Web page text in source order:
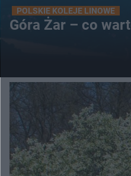
POLSKIE KOLEJE LINOWE
Góra Żar – co